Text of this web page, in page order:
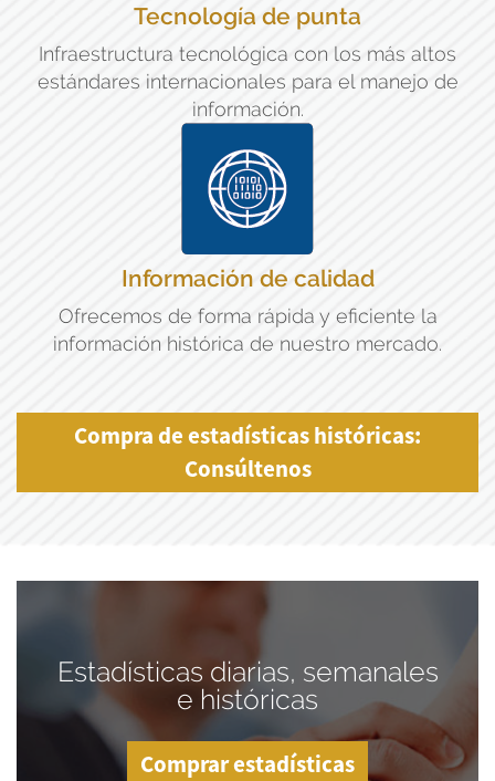
Tecnología de punta
Infraestructura tecnológica con los más altos
estándares internacionales para el manejo de
información.
Información de calidad
Ofrecemos de forma rápida y eficiente la
información histórica de nuestro mercado.
Compra de estadísticas históricas:
Consúltenos
Estadísticas diarias, semanales
e históricas
Comprar estadísticas